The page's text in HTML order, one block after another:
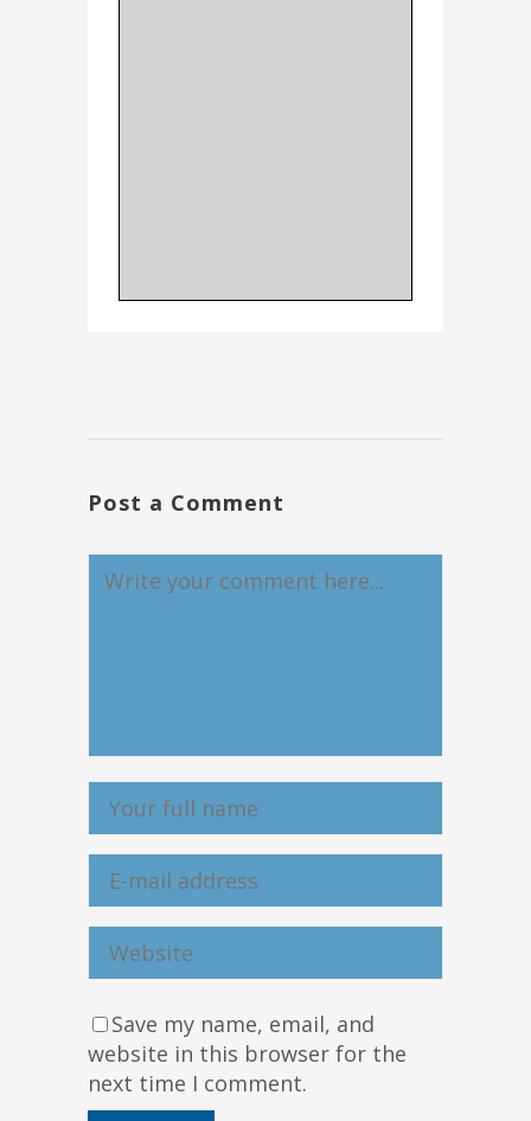
Post a Comment
Save my name, email, and
website in this browser for the
next time I comment.